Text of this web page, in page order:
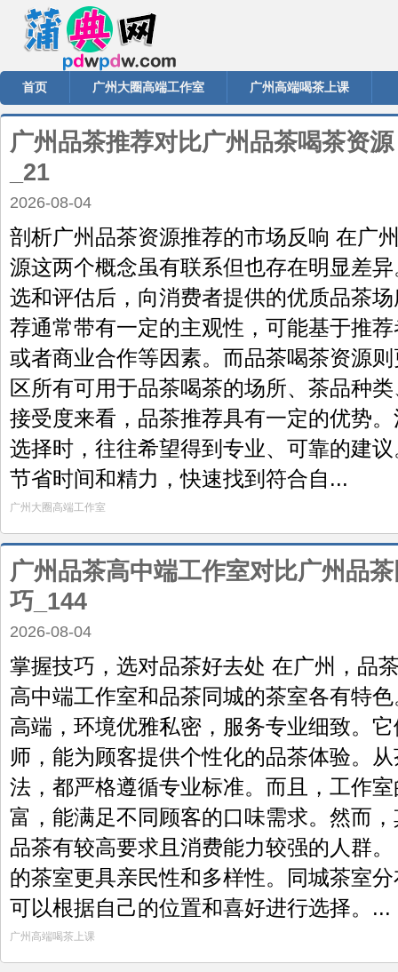
首页 广州大圈高端工作室 广州高端喝茶上课
广州品茶推荐对比广州品茶喝茶资
_21
2026-08-04
剖析广州品茶资源推荐的市场反响 在广
源这两个概念虽有联系但也存在明显差
选和评估后，向消费者提供的优质品茶
荐通常带有一定的主观性，可能基于推
或者商业合作等因素。而品茶喝茶资源
区所有可用于品茶喝茶的场所、茶品种
接受度来看，品茶推荐具有一定的优势
选择时，往往希望得到专业、可靠的建
节省时间和精力，快速找到符合自...
广州大圈高端工作室
广州品茶高中端工作室对比广州品
巧_144
2026-08-04
掌握技巧，选对品茶好去处 在广州，品
高中端工作室和品茶同城的茶室各有特
高端，环境优雅私密，服务专业细致。
师，能为顾客提供个性化的品茶体验。
法，都严格遵循专业标准。而且，工作
富，能满足不同顾客的口味需求。然而
品茶有较高要求且消费能力较强的人群
的茶室更具亲民性和多样性。同城茶室
可以根据自己的位置和喜好进行选择。...
广州高端喝茶上课